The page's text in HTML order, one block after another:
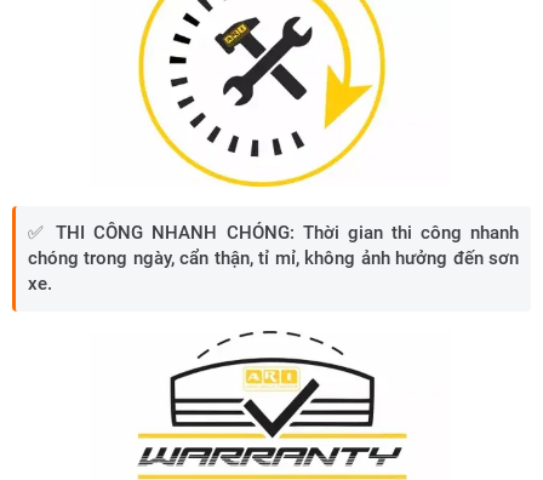
✅THI CÔNG NHANH CHÓNG: Thời gian thi công nhanh
chóng trong ngày, cẩn thận, tỉ mỉ, không ảnh hưởng đến sơn
xe.